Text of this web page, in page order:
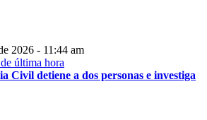
2026 - 11:44 am
Civil detiene a dos personas e investiga